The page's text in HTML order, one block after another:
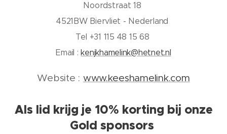
Noordstraat 18
4521BW Biervliet - Nederland
Tel +31 115 48 15 68
Email : kenjkhamelink@hetnet.nl
Website : www.keeshamelink.com
Als lid krijg je 10% korting bij onze
Gold sponsors